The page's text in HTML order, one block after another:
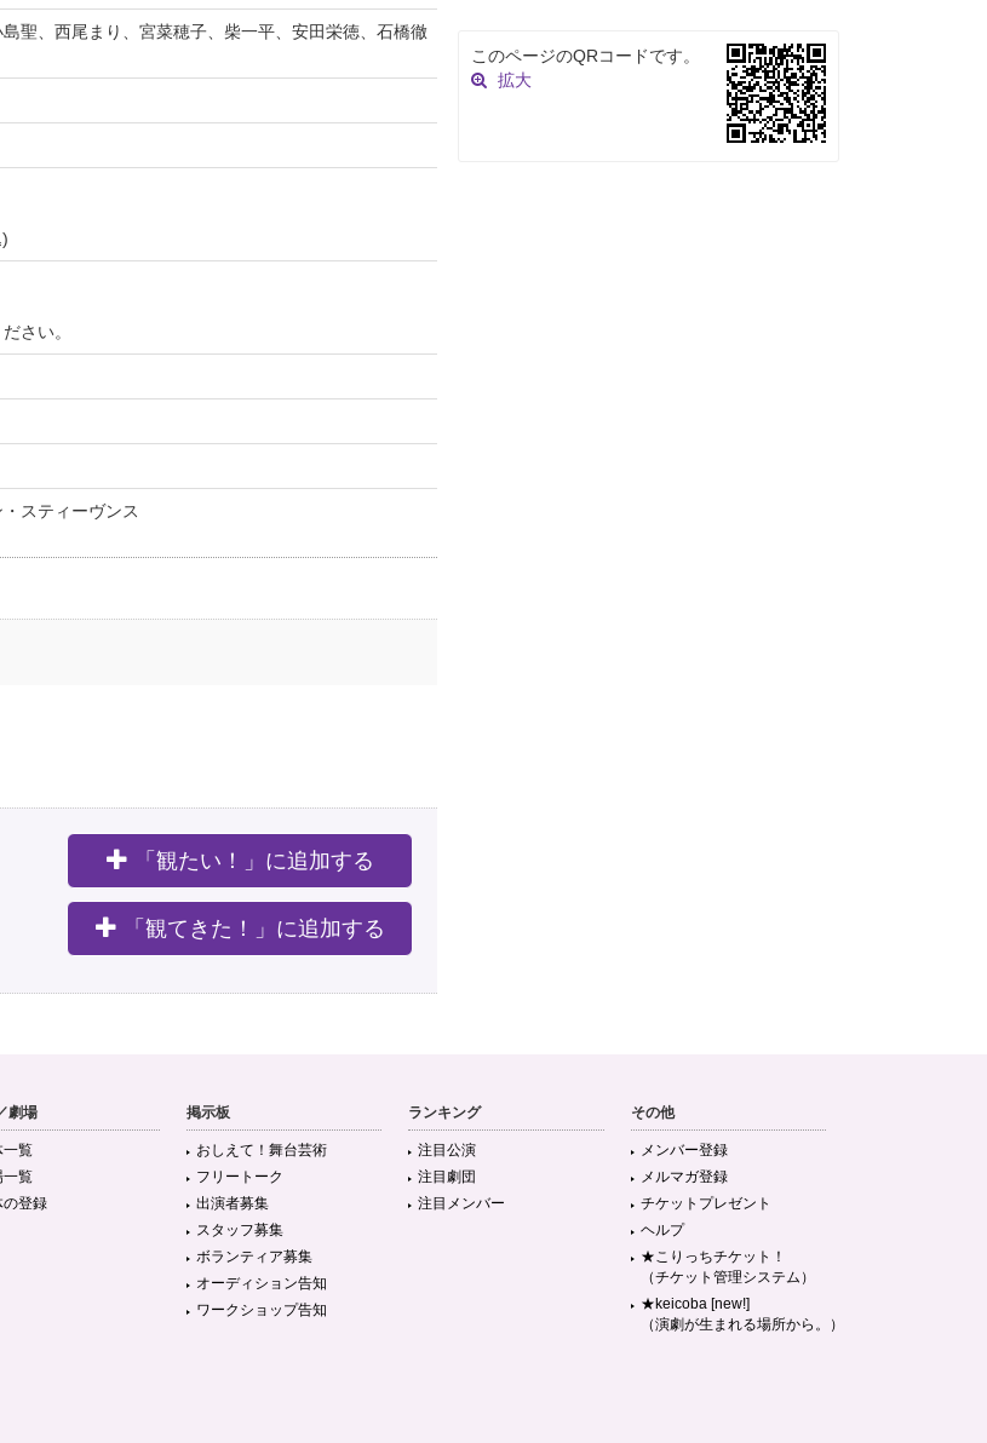
聖、西尾まり、宮菜穂子、柴一平、安田栄徳、石橋徹
さい。
スティーヴンス
「観たい！」に追加する
「観てきた！」に追加する
このページのQRコードです。
拡大
劇場
一覧
一覧
の登録
掲示板
おしえて！舞台芸術
フリートーク
出演者募集
スタッフ募集
ボランティア募集
オーディション告知
ワークショップ告知
ランキング
注目公演
注目劇団
注目メンバー
その他
メンバー登録
メルマガ登録
チケットプレゼント
ヘルプ
★こりっちチケット！
（チケット管理システム）
★keicoba [new!]
（演劇が生まれる場所から。）